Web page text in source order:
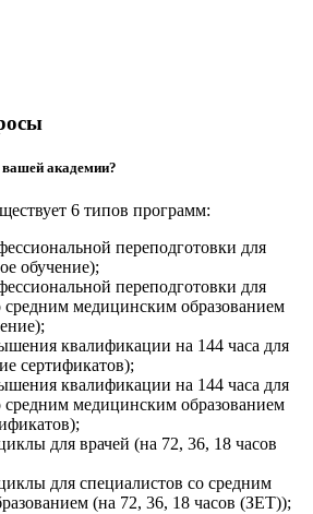
академии?
6 типов программ:
переподготовки для
обучение);
переподготовки для
средним медицинским образованием
квалификации на 144 часа для
сертификатов);
квалификации на 144 часа для
средним медицинским образованием
для врачей (на 72, 36, 18 часов
для специалистов со средним
(на 72, 36, 18 часов (ЗЕТ));